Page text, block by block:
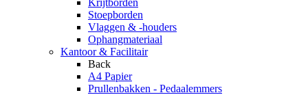
Krijtborden
Stoepborden
Vlaggen & -houders
Ophangmateriaal
Kantoor & Facilitair
Back
A4 Papier
Prullenbakken - Pedaalemmers